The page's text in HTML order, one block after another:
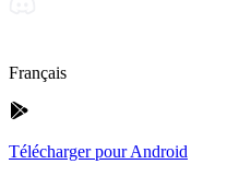
Français
Télécharger pour Android